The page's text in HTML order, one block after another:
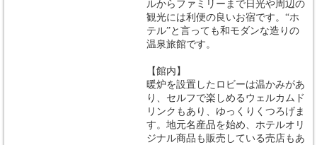
ルからファミリーまで日光や周辺の
観光には利便の良いお宿です。“ホ
テル”と言っても和モダンな造りの
温泉旅館です。
【館内】
暖炉を設置したロビーは温かみがあ
り、セルフで楽しめるウェルカムド
リンクもあり、ゆっくりくつろげま
す。地元名産品を始め、ホテルオリ
ジナル商品も販売している売店もあ